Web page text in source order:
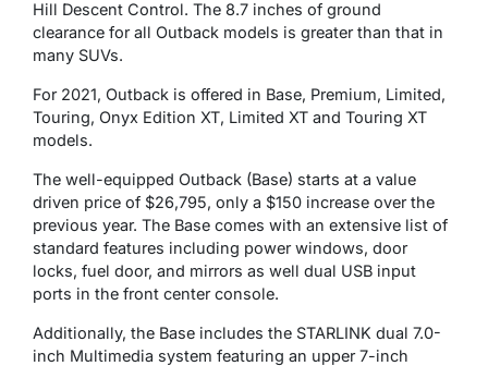
Hill Descent Control. The 8.7 inches of ground
clearance for all Outback models is greater than that in
many SUVs.
For 2021, Outback is offered in Base, Premium, Limited,
Touring, Onyx Edition XT, Limited XT and Touring XT
models.
The well-equipped Outback (Base) starts at a value
driven price of $26,795, only a $150 increase over the
previous year. The Base comes with an extensive list of
standard features including power windows, door
locks, fuel door, and mirrors as well dual USB input
ports in the front center console.
Additionally, the Base includes the STARLINK dual 7.0-
inch Multimedia system featuring an upper 7-inch